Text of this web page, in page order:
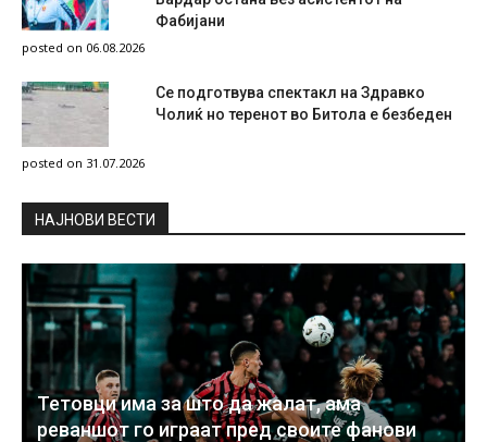
Фабијани
posted on 06.08.2026
Се подготвува спектакл на Здравко
Чолиќ но теренот во Битола е безбеден
posted on 31.07.2026
НAЈНОВИ ВЕСТИ
Тетовци има за што да жалат, ама
реваншот го играат пред своите фанови